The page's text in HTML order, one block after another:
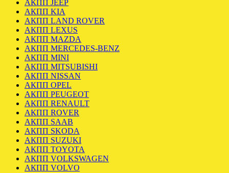
АКПП JEEP
АКПП KIA
АКПП LAND ROVER
АКПП LEXUS
АКПП MAZDA
АКПП MERCEDES-BENZ
АКПП MINI
АКПП MITSUBISHI
АКПП NISSAN
АКПП OPEL
АКПП PEUGEOT
АКПП RENAULT
АКПП ROVER
АКПП SAAB
АКПП SKODA
АКПП SUZUKI
АКПП TOYOTA
АКПП VOLKSWAGEN
АКПП VOLVO